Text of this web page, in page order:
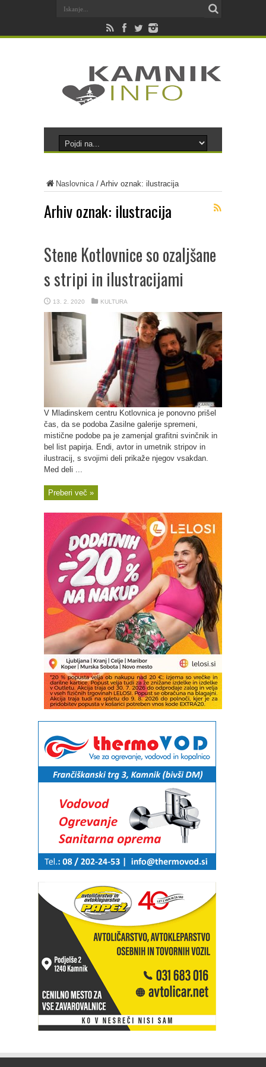
Naslovnica/ Arhiv oznak: ilustracija
Arhiv oznak: ilustracija
Stene Kotlovnice so ozaljšane
s stripi in ilustracijami
13. 2. 2020 KULTURA
V Mladinskem centru Kotlovnica je ponovno prišel
čas, da se podoba Zasilne galerije spremeni,
mistične podobe pa je zamenjal grafitni svinčnik in
bel list papirja. Endi, avtor in umetnik stripov in
ilustracij, s svojimi deli prikaže njegov vsakdan.
Med deli ...
Preberi več »